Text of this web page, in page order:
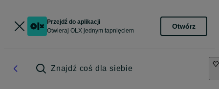
Przejdź do aplikacji
Otwieraj OLX jednym tapnięciem
Otwórz
Znajdź coś dla siebie